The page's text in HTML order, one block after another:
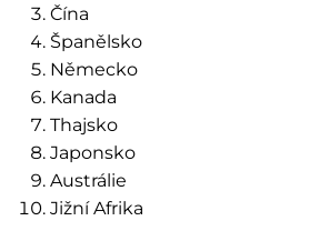
Čína
Španělsko
Německo
Kanada
Thajsko
Japonsko
Austrálie
Jižní Afrika